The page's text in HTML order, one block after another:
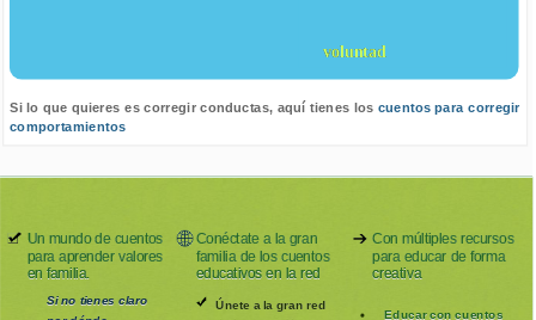
voluntad
Si lo que quieres es corregir conductas, aquí tienes los cuentos para corregir
comportamientos
Un mundo de cuentos
para aprender valores
en familia.
Si no tienes claro
Conéctate a la gran
familia de los cuentos
educativos en la red
Únete a la gran red
Con múltiples recursos
para educar de forma
creativa
Educar con cuentos